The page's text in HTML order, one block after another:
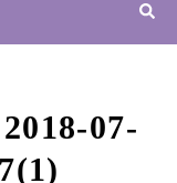
07-